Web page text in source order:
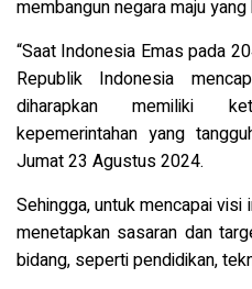
membangun negara maju
“Saat Indonesia Emas pada
Republik Indonesia
diharapkan memiliki
kepemerintahan yang
Jumat 23 Agustus 2024.
Sehingga, untuk mencapai
menetapkan sasaran dan
bidang, seperti pendidikan,